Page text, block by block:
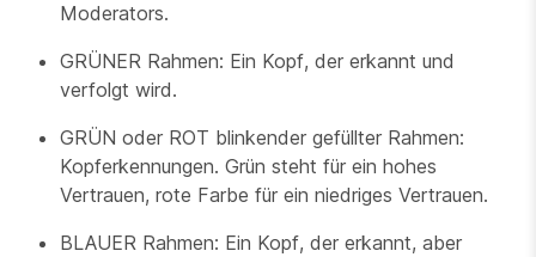
Moderators.
GRÜNER Rahmen: Ein Kopf, der erkannt und
verfolgt wird.
GRÜN oder ROT blinkender gefüllter Rahmen:
Kopferkennungen. Grün steht für ein hohes
Vertrauen, rote Farbe für ein niedriges Vertrauen.
BLAUER Rahmen: Ein Kopf, der erkannt, aber